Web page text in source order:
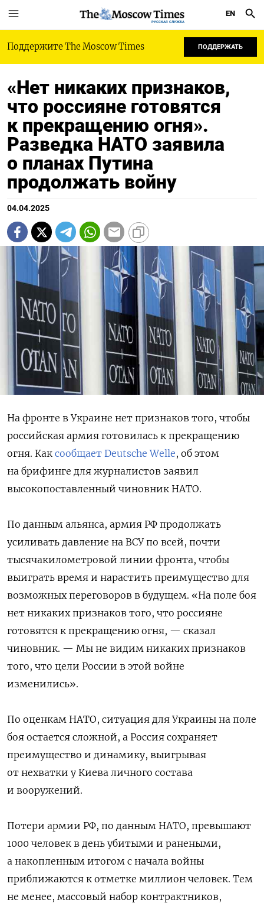
РУССКАЯ СЛУЖБА
EN
Поддержите The Moscow Times ПОДДЕРЖАТЬ
«Нет никаких признаков,
что россияне готовятся
к прекращению огня».
Разведка НАТО заявила
о планах Путина
продолжать войну
04.04.2025
На фронте в Украине нет признаков того, чтобы
российская армия готовилась к прекращению
огня. Как сообщает Deutsche Welle, об этом
на брифинге для журналистов заявил
высокопоставленный чиновник НАТО.
По данным альянса, армия РФ продолжать
усиливать давление на ВСУ по всей, почти
тысячакилометровой линии фронта, чтобы
выиграть время и нарастить преимущество для
возможных переговоров в будущем. «На поле боя
нет никаких признаков того, что россияне
готовятся к прекращению огня, — сказал
чиновник. — Мы не видим никаких признаков
того, что цели России в этой войне
изменились».
По оценкам НАТО, ситуация для Украины на поле
боя остается сложной, а Россия сохраняет
преимущество и динамику, выигрывая
от нехватки у Киева личного состава
и вооружений.
Потери армии РФ, по данным НАТО, превышают
1000 человек в день убитыми и ранеными,
а накопленным итогом с начала войны
приближаются к отметке миллион человек. Тем
не менее, массовый набор контрактников,